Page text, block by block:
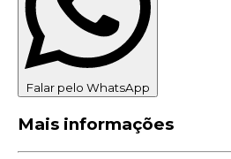
Falar pelo WhatsApp
Mais informações